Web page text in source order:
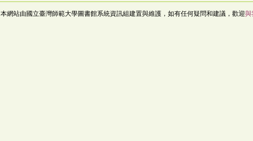
本網站由國立臺灣師範大學圖書館系統資訊組建置與維護，如有任何疑問和建議，歡迎與